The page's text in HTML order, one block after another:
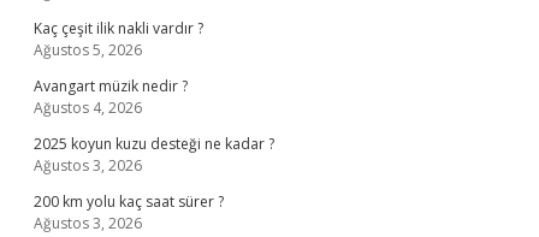
Kaç çeşit ilik nakli vardır ?
Ağustos 5, 2026
Avangart müzik nedir ?
Ağustos 4, 2026
2025 koyun kuzu desteği ne kadar ?
Ağustos 3, 2026
200 km yolu kaç saat sürer ?
Ağustos 3, 2026